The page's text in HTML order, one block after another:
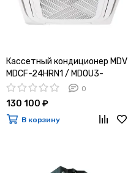
Кассетный кондиционер MDV
MDCF-24HRN1 / MDOU3-
24HN1-L
0
130 100 ₽
В корзину